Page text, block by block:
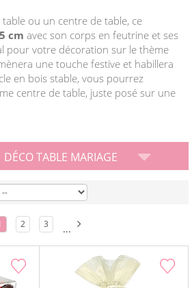
ou un centre de table, ce
cm avec son corps en feutrine et ses
pour votre décoration sur le thème
une touche festive et habillera
en bois stable, vous pourrez
centre de table, juste posé sur une
DÉCO TABLE MARIAGE
2 3 ...